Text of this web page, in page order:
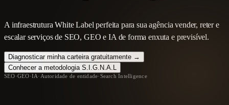
A infraestrutura White Label perfeita para sua agência vender, reter e
escalar serviços de SEO, GEO e IA de forma enxuta e previsível.
Diagnosticar minha carteira gratuitamente →
Conhecer a metodologia S.I.G.N.A.L
SEO·GEO·IA· Autoridade de entidade·Search Intelligence